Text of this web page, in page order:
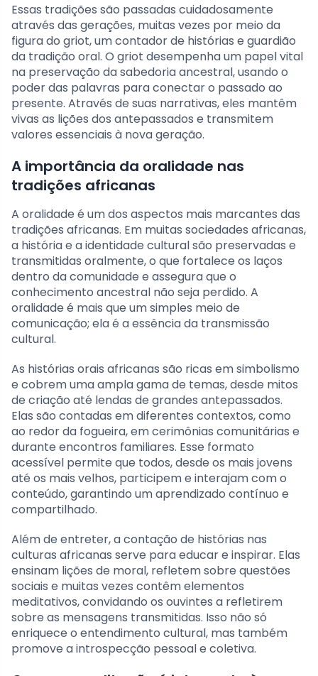
Essas tradições são passadas cuidadosamente
através das gerações, muitas vezes por meio da
figura do griot, um contador de histórias e guardião
da tradição oral. O griot desempenha um papel vital
na preservação da sabedoria ancestral, usando o
poder das palavras para conectar o passado ao
presente. Através de suas narrativas, eles mantêm
vivas as lições dos antepassados e transmitem
valores essenciais à nova geração.
A importância da oralidade nas
tradições africanas
A oralidade é um dos aspectos mais marcantes das
tradições africanas. Em muitas sociedades africanas,
a história e a identidade cultural são preservadas e
transmitidas oralmente, o que fortalece os laços
dentro da comunidade e assegura que o
conhecimento ancestral não seja perdido. A
oralidade é mais que um simples meio de
comunicação; ela é a essência da transmissão
cultural.
As histórias orais africanas são ricas em simbolismo
e cobrem uma ampla gama de temas, desde mitos
de criação até lendas de grandes antepassados.
Elas são contadas em diferentes contextos, como
ao redor da fogueira, em cerimônias comunitárias e
durante encontros familiares. Esse formato
acessível permite que todos, desde os mais jovens
até os mais velhos, participem e interajam com o
conteúdo, garantindo um aprendizado contínuo e
compartilhado.
Além de entreter, a contação de histórias nas
culturas africanas serve para educar e inspirar. Elas
ensinam lições de moral, refletem sobre questões
sociais e muitas vezes contêm elementos
meditativos, convidando os ouvintes a refletirem
sobre as mensagens transmitidas. Isso não só
enriquece o entendimento cultural, mas também
promove a introspecção pessoal e coletiva.